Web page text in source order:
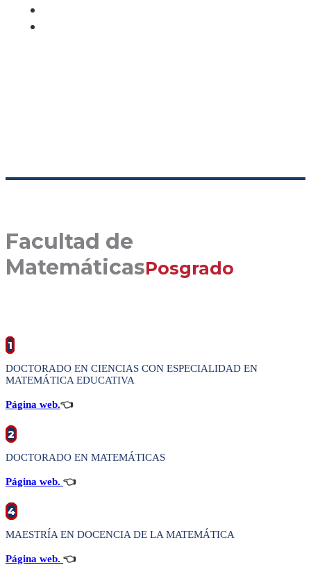
Facultad de
MatemáticasPosgrado
1
DOCTORADO EN CIENCIAS CON ESPECIALIDAD EN
MATEMÁTICA EDUCATIVA
Página web.👈
2
DOCTORADO EN MATEMÁTICAS
Página web. 👈
4
MAESTRÍA EN DOCENCIA DE LA MATEMÁTICA
Página web. 👈